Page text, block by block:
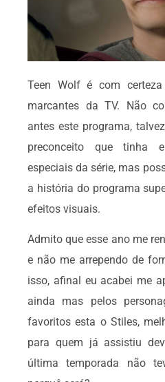
Teen Wolf é com
marcantes da TV. Não
antes este programa,
preconceito que tinha
especiais da série, mas
a história do programa
efeitos visuais.
Admito que esse ano me
e não me arrependo de
isso, afinal eu acabei me
ainda mas pelos
favoritos esta o Stiles,
para quem já assistiu
última temporada não